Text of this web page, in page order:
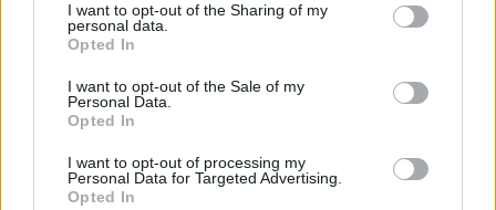
I want to opt-out of the Sharing of my
personal data.
Opted In
I want to opt-out of the Sale of my
Personal Data.
Opted In
I want to opt-out of processing my
Personal Data for Targeted Advertising.
Opted In
Pojechałem sprawdzić, jak w 30 minut
uratować szybę (i portfel)
Wydaje ci się, że to tylko mała kropka na szkle? "E
tam, nie widać, pojeżdżę tak jeszcze sezon" – myśli
pogadałem z ekspertem. Prawda jest taka, że ten
mały odprysk na szybie to tykająca bomba. Gdy